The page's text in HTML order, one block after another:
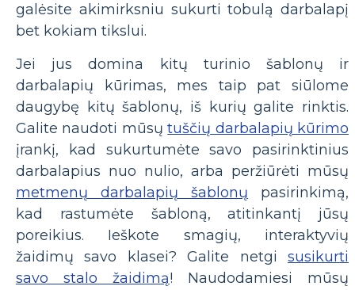
galėsite akimirksniu sukurti tobulą darbalapį
bet kokiam tikslui.
Jei jus domina kitų turinio šablonų ir
darbalapių kūrimas, mes taip pat siūlome
daugybę kitų šablonų, iš kurių galite rinktis.
Galite naudoti mūsųtuščių darbalapių kūrimo
įrankį, kad sukurtumėte savo pasirinktinius
darbalapius nuo nulio, arba peržiūrėti mūsų
metmenų darbalapių šablonų pasirinkimą,
kad rastumėte šabloną, atitinkantį jūsų
poreikius. Ieškote smagių, interaktyvių
žaidimų savo klasei? Galite netgi susikurti
savo stalo žaidimą! Naudodamiesi mūsų